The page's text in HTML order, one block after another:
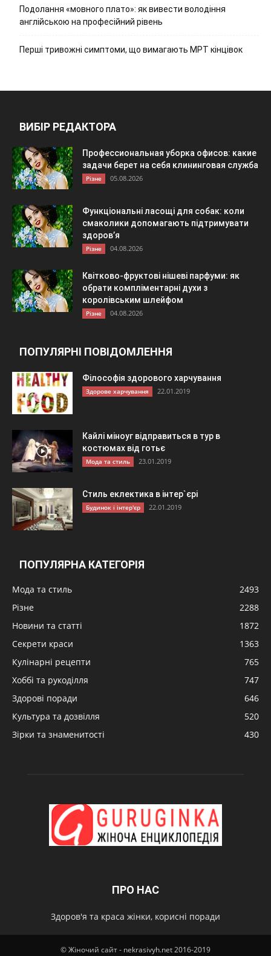
Подолання «мовного плато»: як вивести володіння
англійською на професійний рівень
Перші тривожні симптоми, що вимагають МРТ кінцівок
ВИБІР РЕДАКТОРА
Профессиональная уборка офисов: какие
задачи берет на себя клининговая служба
Різне 05.08.2026
Функціональні ласощі для собак: коли
смаколики допомагають підтримувати
здоров’я
Різне 04.08.2026
Квітково-фруктові нішеві парфуми: як
обрати компліментарні духи з
королівським шлейфом
Різне 04.08.2026
ПОПУЛЯРНІ ПОВІДОМЛЕННЯ
Філософія здорового харчування
Здорове харчування 22.01.2019
Кайлі міноуг відправиться в тур в
костюмах від готьє
Мода та стиль 23.01.2019
Стиль еклектика в інтер`єрі
Будинок і інтер'єр 22.01.2019
ПОПУЛЯРНА КАТЕГОРІЯ
Мода та стиль
2493
Різне
2288
Новини та статті
1872
Секрети краси
1363
Кулінарні рецепти
765
Хоббі та рукоділля
747
Здорові поради
646
Культура та дозвілля
520
Зірки та знаменитості
430
ПРО НАС
Здоров'я та краса жінки, корисні поради
© Жіночий сайт - nekrasivyh.net 2016-2019